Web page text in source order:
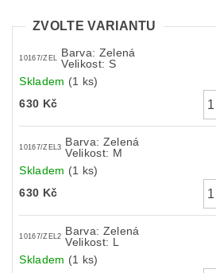
ZVOLTE VARIANTU
10167/ZEL Barva: Zelená
Velikost: S
Skladem (1 ks)
630 Kč
10167/ZEL3 Barva: Zelená
Velikost: M
Skladem (1 ks)
630 Kč
10167/ZEL2 Barva: Zelená
Velikost: L
Skladem (1 ks)